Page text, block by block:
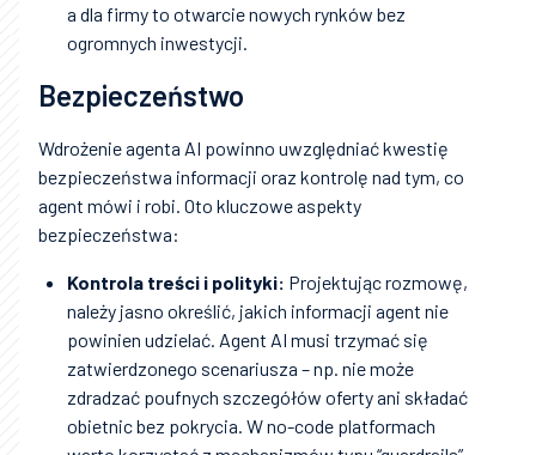
a dla firmy to otwarcie nowych rynków bez
ogromnych inwestycji.
Bezpieczeństwo
Wdrożenie agenta AI powinno uwzględniać kwestię
bezpieczeństwa informacji oraz kontrolę nad tym, co
agent mówi i robi. Oto kluczowe aspekty
bezpieczeństwa:
Kontrola treści i polityki: Projektując rozmowę,
należy jasno określić, jakich informacji agent nie
powinien udzielać. Agent AI musi trzymać się
zatwierdzonego scenariusza – np. nie może
zdradzać poufnych szczegółów oferty ani składać
obietnic bez pokrycia. W no-code platformach